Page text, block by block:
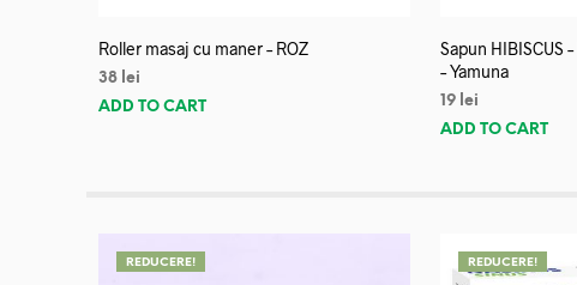
Roller masaj cu maner – ROZ
38 lei
ADD TO CART
Sapun HIBISCUS
– Yamuna
19 lei
ADD TO CART
REDUCERE! REDUCERE!